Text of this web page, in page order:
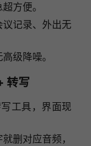
方便。
记录、外出无
级降噪。
转写
工具，界面现
删对应音频，